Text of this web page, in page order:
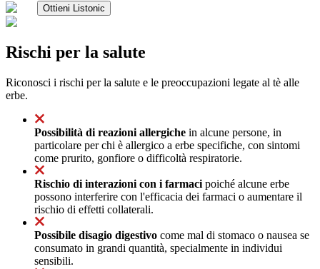
Ottieni Listonic
Rischi per la salute
Riconosci i rischi per la salute e le preoccupazioni legate al tè alle
erbe.
Possibilità di reazioni allergiche in alcune persone, in
particolare per chi è allergico a erbe specifiche, con sintomi
come prurito, gonfiore o difficoltà respiratorie.
Rischio di interazioni con i farmaci poiché alcune erbe
possono interferire con l'efficacia dei farmaci o aumentare il
rischio di effetti collaterali.
Possibile disagio digestivo come mal di stomaco o nausea se
consumato in grandi quantità, specialmente in individui
sensibili.